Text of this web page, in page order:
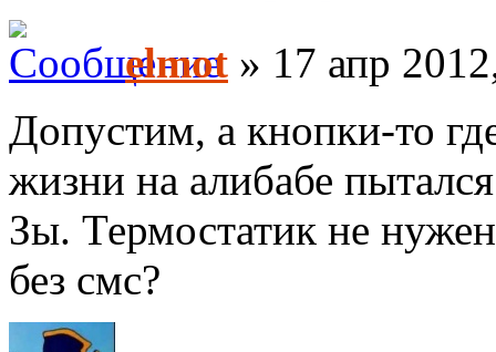
elmot » 17 апр
Допустим, а кнопки-то
жизни на алибабе
Зы. Термостатик не
без смс?